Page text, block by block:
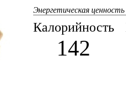
Калорийность
Энергетическая ценность
142